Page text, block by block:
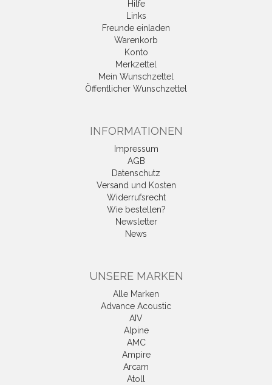
Hilfe
Links
Freunde einladen
Warenkorb
Konto
Merkzettel
Mein Wunschzettel
Öffentlicher Wunschzettel
INFORMATIONEN
Impressum
AGB
Datenschutz
Versand und Kosten
Widerrufsrecht
Wie bestellen?
Newsletter
News
UNSERE MARKEN
Alle Marken
Advance Acoustic
AIV
Alpine
AMC
Ampire
Arcam
Atoll